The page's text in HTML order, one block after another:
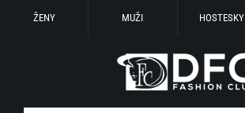
ŽENY MUŽI HOSTESKY